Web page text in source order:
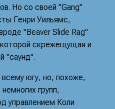
Но со своей "Gang"
Генри Уильямс,
"Beaver Slide Rag"
скрежещущая и
"саунд".
югу, но, похоже,
групп,
управлением Коли